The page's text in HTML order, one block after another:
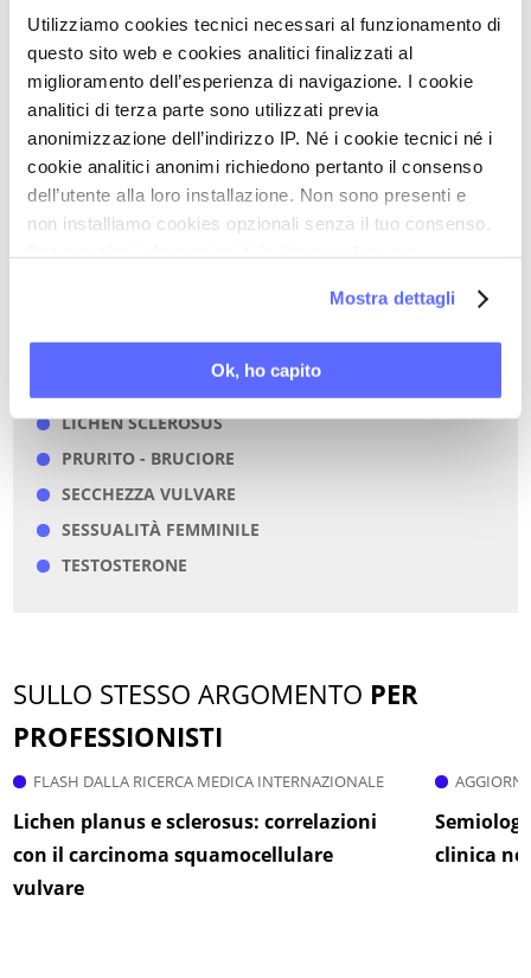
Utilizziamo cookies tecnici necessari al funzionamento di
questo sito web e cookies analitici finalizzati al
miglioramento dell’esperienza di navigazione. I cookie
analitici di terza parte sono utilizzati previa
anonimizzazione dell’indirizzo IP. Né i cookie tecnici né i
cookie analitici anonimi richiedono pertanto il consenso
dell’utente alla loro installazione. Non sono presenti e
non installiamo cookies opzionali senza il tuo consenso.
Mostra dettagli
Ok, ho capito
restituendo alla donna un pieno stato di salute.
Per gentile concessione diMedicina e
Informazione WebTv
Torna a Video Stream
PAROLE CHIAVE DI QUESTO ARTICOLO
LICHEN SCLEROSUS
PRURITO - BRUCIORE
SECCHEZZA VULVARE
SESSUALITÀ FEMMINILE
TESTOSTERONE
SULLO STESSO ARGOMENTO PER
PROFESSIONISTI
FLASH DALLA RICERCA MEDICA INTERNAZIONALE
Lichen planus e sclerosus: correlazioni
con il carcinoma squamocellulare
vulvare
clinica